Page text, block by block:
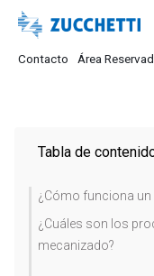
Contacto Área
Tabla de
¿Cómo funciona un
¿Cuáles son los
mecanizado?